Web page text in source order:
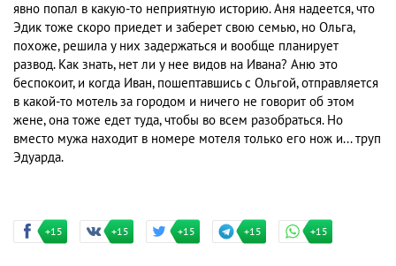
явно попал в какую-то неприятную историю. Аня надеется, что
Эдик тоже скоро приедет и заберет свою семью, но Ольга,
похоже, решила у них задержаться и вообще планирует
развод. Как знать, нет ли у нее видов на Ивана? Аню это
беспокоит, и когда Иван, пошептавшись с Ольгой, отправляется
в какой-то мотель за городом и ничего не говорит об этом
жене, она тоже едет туда, чтобы во всем разобраться. Но
вместо мужа находит в номере мотеля только его нож и... труп
Эдуарда.
+15 +15 +15 +15 +15